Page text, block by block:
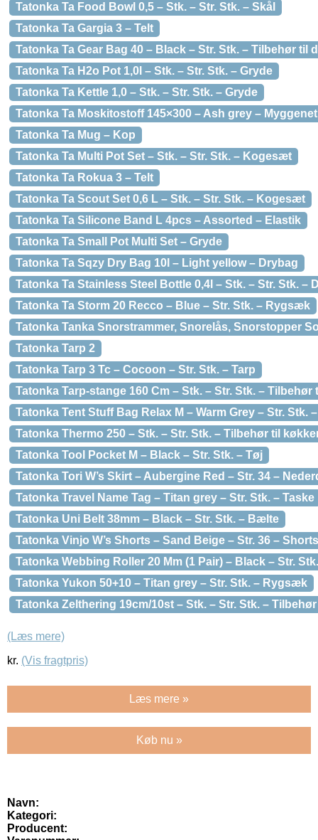
Tatonka Ta Food Bowl 0,5 – Stk. – Str. Stk. – Skål
Tatonka Ta Gargia 3 – Telt
Tatonka Ta Gear Bag 40 – Black – Str. Stk. – Tilbehør til
Tatonka Ta H2o Pot 1,0l – Stk. – Str. Stk. – Gryde
Tatonka Ta Kettle 1,0 – Stk. – Str. Stk. – Gryde
Tatonka Ta Moskitostoff 145×300 – Ash grey – Myggenet
Tatonka Ta Mug – Kop
Tatonka Ta Multi Pot Set – Stk. – Str. Stk. – Kogesæt
Tatonka Ta Rokua 3 – Telt
Tatonka Ta Scout Set 0,6 L – Stk. – Str. Stk. – Kogesæt
Tatonka Ta Silicone Band L 4pcs – Assorted – Elastik
Tatonka Ta Small Pot Multi Set – Gryde
Tatonka Ta Sqzy Dry Bag 10l – Light yellow – Drybag
Tatonka Ta Stainless Steel Bottle 0,4l – Stk. – Str. Stk. –
Tatonka Ta Storm 20 Recco – Blue – Str. Stk. – Rygsæk
Tatonka Tanka Snorstrammer, Snorelås, Snorstopper
Tatonka Tarp 2
Tatonka Tarp 3 Tc – Cocoon – Str. Stk. – Tarp
Tatonka Tarp-stange 160 Cm – Stk. – Str. Stk. – Tilbehør
Tatonka Tent Stuff Bag Relax M – Warm Grey – Str. Stk.
Tatonka Thermo 250 – Stk. – Str. Stk. – Tilbehør til
Tatonka Tool Pocket M – Black – Str. Stk. – Tøj
Tatonka Tori W’s Skirt – Aubergine Red – Str. 34 –
Tatonka Travel Name Tag – Titan grey – Str. Stk. – Taske
Tatonka Uni Belt 38mm – Black – Str. Stk. – Bælte
Tatonka Vinjo W’s Shorts – Sand Beige – Str. 36 – Shorts
Tatonka Webbing Roller 20 Mm (1 Pair) – Black – Str.
Tatonka Yukon 50+10 – Titan grey – Str. Stk. – Rygsæk
Tatonka Zelthering 19cm/10st – Stk. – Str. Stk. –
(Læs mere)
kr. (Vis fragtpris)
Læs mere »
Køb nu »
Navn:
Kategori:
Producent: